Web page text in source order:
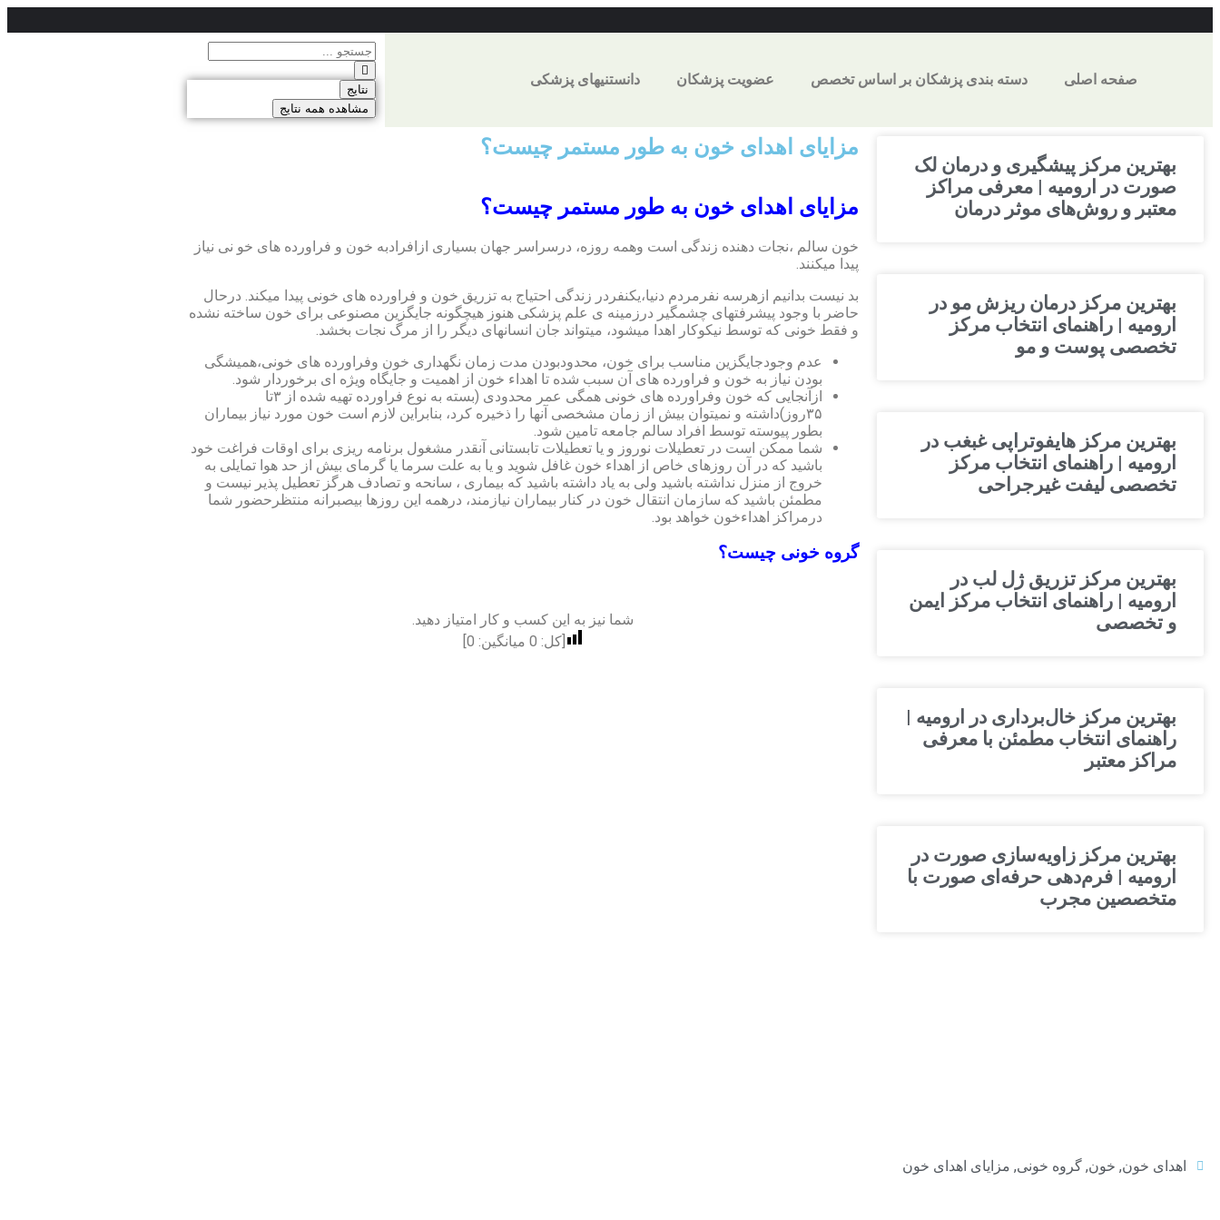
صفحه اصلی دسته بندی پزشکان بر اساس تخصص عضویت پزشکان دانستنیهای پزشکی
نتایج
مشاهده همه نتایج
بهترین مرکز پیشگیری و درمان لک
صورت در ارومیه | معرفی مراکز
معتبر و روش‌های موثر درمان
بهترین مرکز درمان ریزش مو در
ارومیه | راهنمای انتخاب مرکز
تخصصی پوست و مو
بهترین مرکز هایفوتراپی غبغب در
ارومیه | راهنمای انتخاب مرکز
تخصصی لیفت غیرجراحی
بهترین مرکز تزریق ژل لب در
ارومیه | راهنمای انتخاب مرکز ایمن
و تخصصی
بهترین مرکز خال‌برداری در ارومیه |
راهنمای انتخاب مطمئن با معرفی
مراکز معتبر
بهترین مرکز زاویه‌سازی صورت در
ارومیه | فرم‌دهی حرفه‌ای صورت با
متخصصین مجرب
مزایای اهدای خون به طور مستمر چیست؟
مزایای اهدای خون به طور مستمر چیست؟
خون سالم ،نجات دهنده زندگی است وهمه روزه، درسراسر جهان بسیاری ازافرادبه خون و فراورده های خو نی نیاز
پیدا میکنند.
بد نیست بدانیم ازهرسه نفرمردم دنیا،یکنفردر زندگی احتیاج به تزریق خون و فراورده های خونی پیدا میکند. درحال
حاضر با وجود پیشرفتهای چشمگیر درزمینه ی علم پزشکی هنوز هیچگونه جایگزین مصنوعی برای خون ساخته نشده
و فقط خونی که توسط نیکوکار اهدا میشود، میتواند جان انسانهای دیگر را از مرگ نجات بخشد.
عدم وجودجایگزین مناسب برای خون، محدودبودن مدت زمان نگهداری خون وفراورده های خونی،همیشگی
بودن نیاز به خون و فراورده های آن سبب شده تا اهداء خون از اهمیت و جایگاه ویژه ای برخوردار شود.
ازآنجایی که خون وفراورده های خونی همگی عمر محدودی (بسته به نوع فراورده تهیه شده از ۳تا
۳۵روز)داشته و نمیتوان بیش از زمان مشخصی آنها را ذخیره کرد، بنابراین لازم است خون مورد نیاز بیماران
بطور پیوسته توسط افراد سالم جامعه تامین شود.
شما ممکن است در تعطیلات نوروز و یا تعطیلات تابستانی آنقدر مشغول برنامه ریزی برای اوقات فراغت خود
باشید که در آن روزهای خاص از اهداء خون غافل شوید و یا به علت سرما یا گرمای بیش از حد هوا تمایلی به
خروج از منزل نداشته باشید ولی به یاد داشته باشید که بیماری ، سانحه و تصادف هرگز تعطیل پذیر نیست و
مطمئن باشید که سازمان انتقال خون در کنار بیماران نیازمند، درهمه این روزها بیصبرانه منتظرحضور شما
درمراکز اهداءخون خواهد بود.
گروه خونی چیست؟
شما نیز به این کسب و کار امتیاز دهید.
[کل: 0 میانگین: 0
اهدای خون, خون, گروه خونی, مزایای اهدای خون